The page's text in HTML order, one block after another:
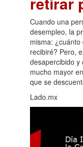
Cuando una
desempleo, la
misma:
recibiré? Pero,
desapercibido y
mucho mayor
que se
Lado.mx